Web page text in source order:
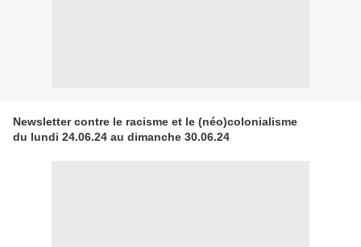
Newsletter contre le racisme et le (néo)colonialisme
du lundi 24.06.24 au dimanche 30.06.24